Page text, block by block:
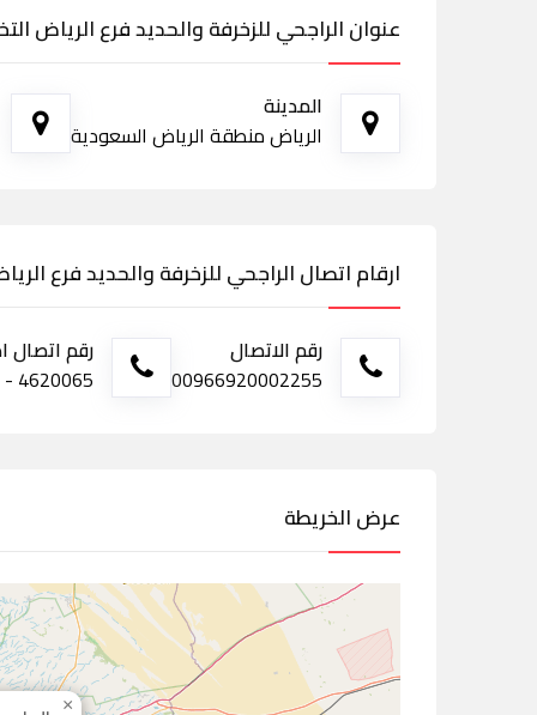
عنوان الراجحي للزخرفة والحديد فرع الرياض
المدينة
الرياض منطقة الرياض السعودية
ارقام اتصال الراجحي للزخرفة والحديد فرع
رقم الاتصال
00966920002255
رقم اتصال
4620065 - 2171206 - خدمة العملاء:0540403159
عرض الخريطة
×